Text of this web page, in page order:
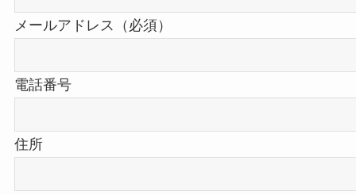
メールアドレス（必須）
電話番号
住所